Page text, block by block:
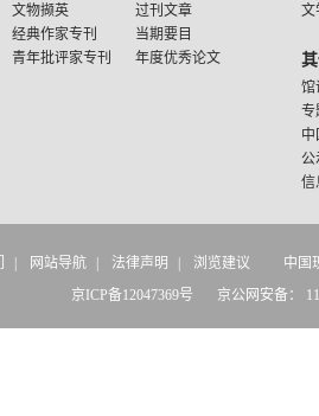
文物撷英
经典作家专刊
青年批评家专刊
过刊文章
当期要目
年度优秀论文
文
馆
专
中
公
信
网站导航 法律声明 浏览建议
中国
京ICP备12047369号
京公网安备：